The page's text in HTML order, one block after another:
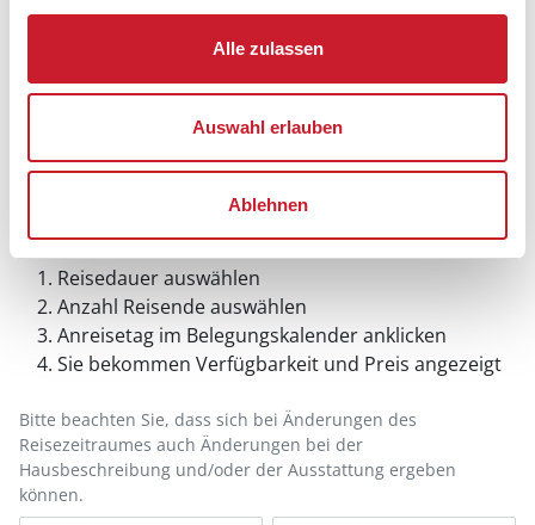
Alle zulassen
Auswahl erlauben
Ablehnen
Belegungskalender
Reisedauer auswählen
Anzahl Reisende auswählen
Anreisetag im Belegungskalender anklicken
Sie bekommen Verfügbarkeit und Preis angezeigt
Bitte beachten Sie, dass sich bei Änderungen des
Reisezeitraumes auch Änderungen bei der
Hausbeschreibung und/oder der Ausstattung ergeben
können.